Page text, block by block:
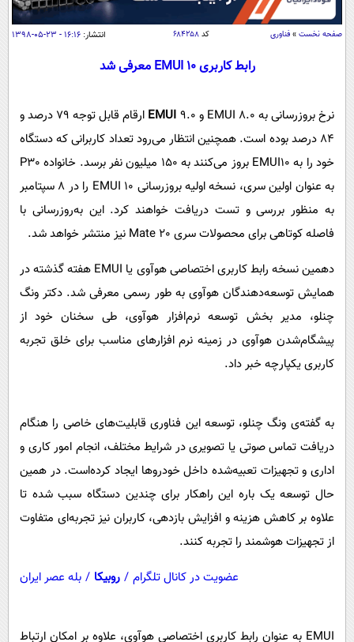
سیاسی
اقتصاد
اقتصادی
جامعه
حوادث
سلامت
محیط زیست
سفر و تفریح
بین الملل
سیاست خارجی
فرهنگ و هنر
علم و دانش
فناوری و It
قرآن
باشگاه مغز
اقتصاد
ورزش
گوناگون
حوادث
محیط زیست
عصر ایران 2
خواندنی ها و دیدنی ها
آشپزی
دانلود
آموزش زبان
صفحه نخست » فناوری کد۶۸۴۲۵۸ انتشار: ۱۶:۱۶ - ۲۳-۰۵-۱۳۹۸
رابط کاربری EMUI 10 معرفی شد
نرخ بروزرسانی به EMUI 8.0 و EMUI
9.0 ارقام قابل توجه 79 درصد و
84 درصد بوده است. همچنین انتظار می‌رود تعداد کاربرانی که دستگاه
خود را به EMUI10 بروز می‌کنند به 150 میلیون نفر برسد. خانواده P30
به عنوان اولین سری، نسخه اولیه بروزرسانی EMUI 10 را در 8 سپتامبر
به منظور بررسی و تست دریافت خواهند کرد. این به‌روزرسانی با
فاصله کوتاهی برای محصولات سری Mate 20 نیز منتشر خواهد شد.
دهمین نسخه رابط کاربری اختصاصی هوآوی یا EMUI هفته گذشته در
همایش توسعه‌دهندگان هوآوی به طور رسمی معرفی شد. دکتر ونگ
چنلو، مدیر بخش توسعه نرم‌افزار هوآوی، طی سخنان خود از
پیشگام‌شدن هوآوی در زمینه نرم افزارهای مناسب برای خلق تجربه
کاربری یکپارچه خبر داد.
به گفته‌ی ونگ چنلو، توسعه این فناوری قابلیت‌های خاصی را هنگام
دریافت تماس صوتی یا تصویری در شرایط مختلف، انجام امور کاری و
اداری و تجهیزات تعبیه‌شده داخل خودروها ایجاد کرده‌است. در همین
حال توسعه یک باره این راهکار برای چندین دستگاه سبب شده تا
علاوه بر کاهش هزینه و افزایش بازدهی، کاربران نیز تجربه‌ای متفاوت
از تجهیزات هوشمند را تجربه کنند.
عضویت در کانال تلگرام / روبیکا / بله عصر ایران
EMUI به عنوان رابط کاربری اختصاصی هوآوی، علاوه بر امکان ارتباط